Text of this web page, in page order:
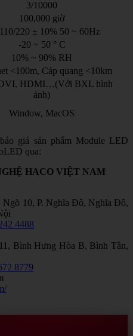
3/10000
100,000 giờ
220 ± 10% 50 ~ 60Hz
-20 ~ 50 ° C
10% ~ 90% RH
<100m, Cáp quang <10km
HDMI…(Với BXL hình
ảnh)
Window, MacOS
giá sản phẩm Module LED
qua:
HACO VIỆT NAM
Ngõ 10, P. Nghĩa Đô, Nghĩa Đô,
4488
Bình Hưng Hòa B, Bình Tân,
8779